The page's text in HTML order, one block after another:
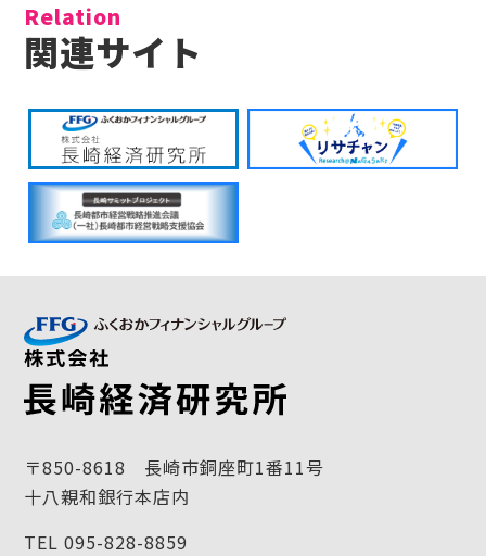
Relation
関連サイト
〒850-8618 長崎市銅座町1番11号
十八親和銀行本店内
TEL 095-828-8859